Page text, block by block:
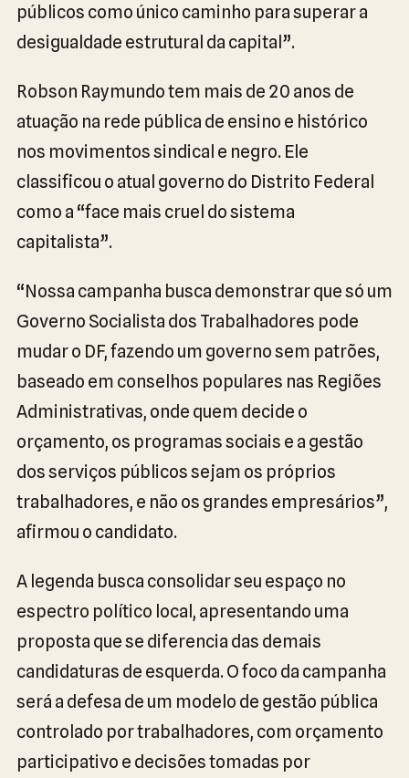
públicos como único caminho para superar a
desigualdade estrutural da capital”.
Robson Raymundo tem mais de 20 anos de
atuação na rede pública de ensino e histórico
nos movimentos sindical e negro. Ele
classificou o atual governo do Distrito Federal
como a “face mais cruel do sistema
capitalista”.
“Nossa campanha busca demonstrar que só um
Governo Socialista dos Trabalhadores pode
mudar o DF, fazendo um governo sem patrões,
baseado em conselhos populares nas Regiões
Administrativas, onde quem decide o
orçamento, os programas sociais e a gestão
dos serviços públicos sejam os próprios
trabalhadores, e não os grandes empresários”,
afirmou o candidato.
A legenda busca consolidar seu espaço no
espectro político local, apresentando uma
proposta que se diferencia das demais
candidaturas de esquerda. O foco da campanha
será a defesa de um modelo de gestão pública
controlado por trabalhadores, com orçamento
participativo e decisões tomadas por